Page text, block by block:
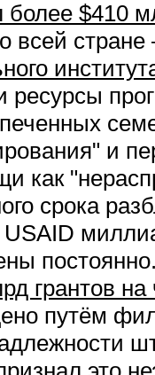
более $410
всей
ресурсы
и
как
срока
грантов
путём